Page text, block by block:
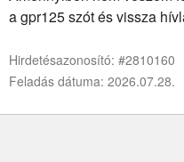
a gpr125 szót és vissza
Hirdetésazonosító: #2810160
Feladás dátuma: 2026.07.28.